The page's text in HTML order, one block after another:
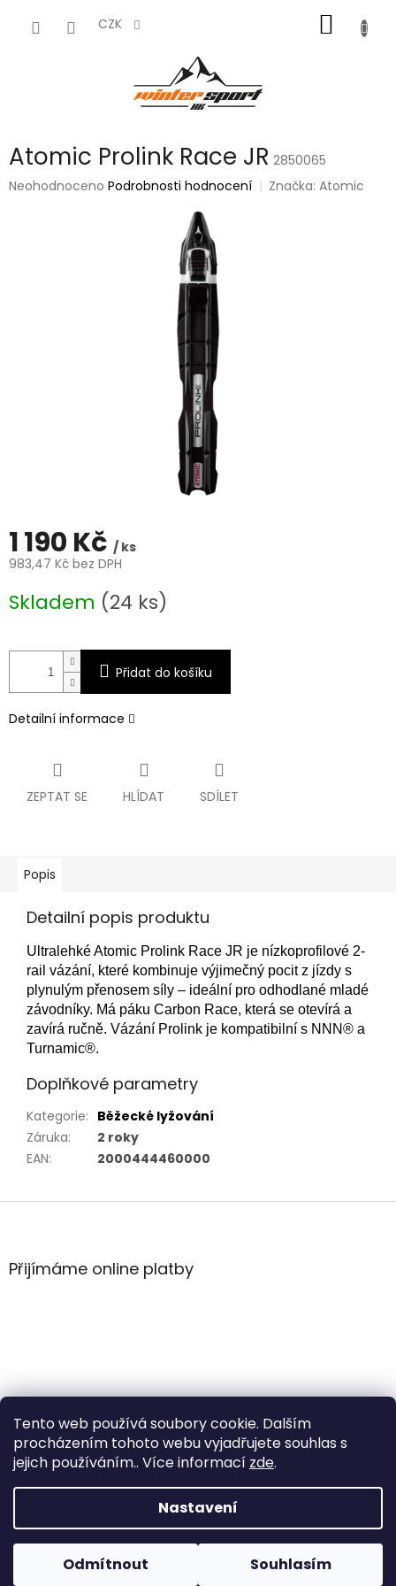
Tento web používá soubory cookie. Dalším
procházením tohoto webu vyjadřujete souhlas s
jejich používáním.. Více informací zde.
Nastavení
Odmítnout Souhlasím
CZK
KOŠÍK
Atomic Prolink Race JR 2850065
Průměrné
Neohodnoceno Podrobnosti hodnocení Značka:Atomic
1 190 Kč / ks
983,47 Kč bez DPH
cena:
Skladem (24 ks)
Přidat do košíku
Detailní informace
ZEPTAT SE HLÍDAT SDÍLET
Popis
Detailní popis produktu
Ultralehké Atomic Prolink Race JR je nízkoprofilové 2-
rail vázání, které kombinuje výjimečný pocit z jízdy s
plynulým přenosem síly – ideální pro odhodlané mladé
závodníky. Má páku Carbon Race, která se otevírá a
zavírá ručně. Vázání Prolink je kompatibilní s NNN® a
Turnamic®.
Doplňkové parametry
Kategorie: Běžecké lyžování
Záruka:
2 roky
EAN: 2000444460000
Z
aPřijímáme online platby
Vytvořil Shoptet
Copyright 2026WintersportHK. Všechna práva